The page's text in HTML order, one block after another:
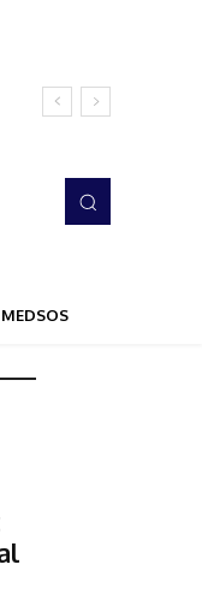
MEDSOS